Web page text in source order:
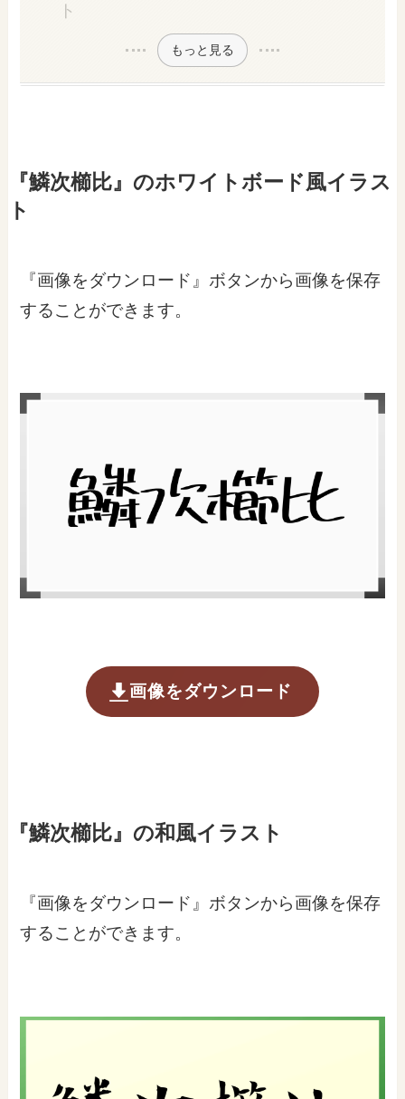
ト
もっと見る
『鱗次櫛比』のホワイトボード風イラス
ト
『画像をダウンロード』ボタンから画像を保存
することができます。
画像をダウンロード
『鱗次櫛比』の和風イラスト
『画像をダウンロード』ボタンから画像を保存
することができます。